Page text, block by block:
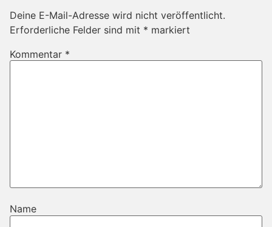
Deine E-Mail-Adresse wird nicht veröffentlicht.
Erforderliche Felder sind mit * markiert
Kommentar *
Name